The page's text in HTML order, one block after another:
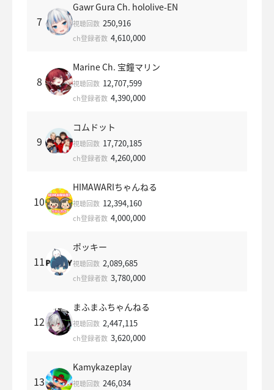
7
Gawr Gura Ch. hololive-EN
視聴回数 250,916
ch登録者数 4,610,000
8
Marine Ch. 宝鐘マリン
視聴回数 12,707,599
ch登録者数 4,390,000
9
コムドット
視聴回数 17,720,185
ch登録者数 4,260,000
10
HIMAWARIちゃんねる
視聴回数 12,394,160
ch登録者数 4,000,000
11
ポッキー
視聴回数 2,089,685
ch登録者数 3,780,000
12
まふまふちゃんねる
視聴回数 2,447,115
ch登録者数 3,620,000
13
Kamykazeplay
視聴回数 246,034